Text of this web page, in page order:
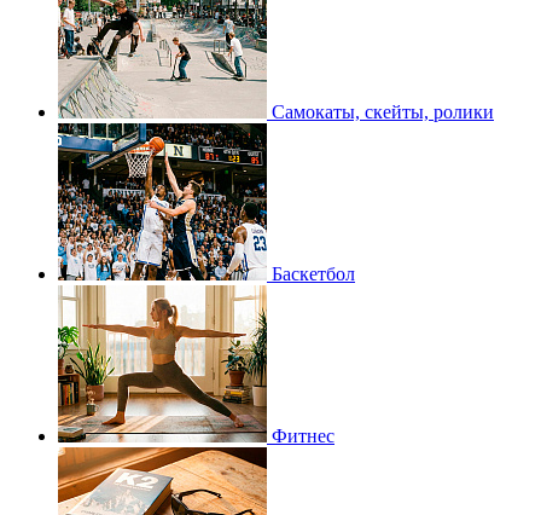
Самокаты, скейты, ролики
Баскетбол
Фитнес